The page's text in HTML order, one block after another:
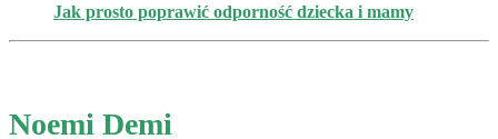
Jak prosto poprawić odporność dziecka i mamy
Noemi Demi